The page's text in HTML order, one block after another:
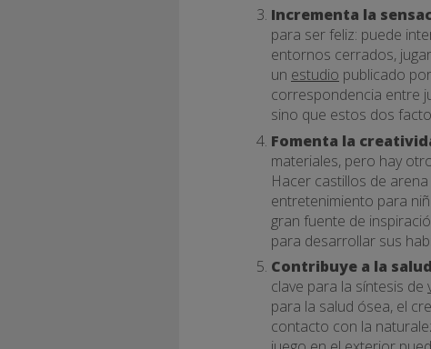
Incrementa la
para ser feliz: puede
entornos cerrados,
un estudio publicado
correspondencia entre
sino que estos dos
Fomenta la
materiales, pero hay
Hacer castillos de
entretenimiento para
gran fuente de
para desarrollar sus
Contribuye a la
clave para la síntesis de
para la salud ósea, el
contacto con la